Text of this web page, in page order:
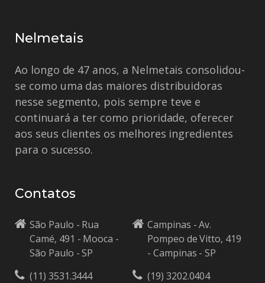
Nelmetais
Ao longo de 47 anos, a Nelmetais consolidou-
se como uma das maiores distribuidoras
nesse segmento, pois sempre teve e
continuará a ter como prioridade, oferecer
aos seus clientes os melhores ingredientes
para o sucesso.
Contatos
São Paulo - Rua
Camé, 491 - Mooca -
São Paulo - SP
(11) 3531.3444
Campinas - Av.
Pompeo de Vitto, 419
- Campinas - SP
(19) 3202.0404